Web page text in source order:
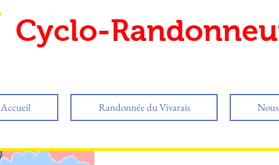
Cyclo-
Accueil Randonnée du Vivarais